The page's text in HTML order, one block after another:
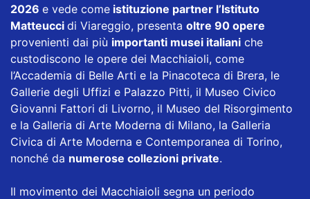
2026 e vede come istituzione partner l’Istituto
Matteucci di Viareggio, presenta oltre 90 opere
provenienti dai più importanti musei italiani che
custodiscono le opere dei Macchiaioli, come
l’Accademia di Belle Arti e la Pinacoteca di Brera, le
Gallerie degli Uffizi e Palazzo Pitti, il Museo Civico
Giovanni Fattori di Livorno, il Museo del Risorgimento
e la Galleria di Arte Moderna di Milano, la Galleria
Civica di Arte Moderna e Contemporanea di Torino,
nonché da numerose collezioni private.
Il movimento dei Macchiaioli segna un periodo